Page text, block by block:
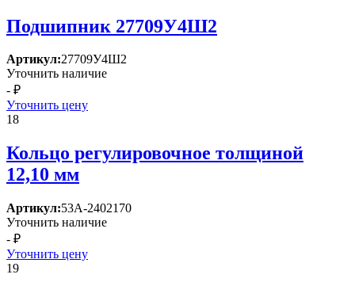
Подшипник 27709У4Ш2
Артикул:27709У4Ш2
Уточнить наличие
- ₽
Уточнить цену
18
Кольцо регулировочное толщиной
12,10 мм
Артикул:53А-2402170
Уточнить наличие
- ₽
Уточнить цену
19